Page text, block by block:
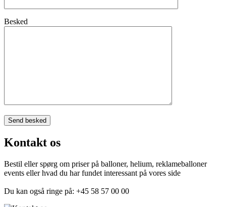
Besked
Kontakt os
Bestil eller spørg om priser på balloner, helium, reklameballoner
events eller hvad du har fundet interessant på vores side
Du kan også ringe på: +45 58 57 00 00